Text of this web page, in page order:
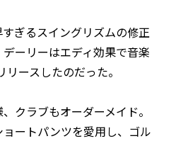
ぎるスイングリズムの修正
ーリーはエディ効果で音楽
ースしたのだった。
クラブもオーダーメイド。
ートパンツを愛用し、ゴル